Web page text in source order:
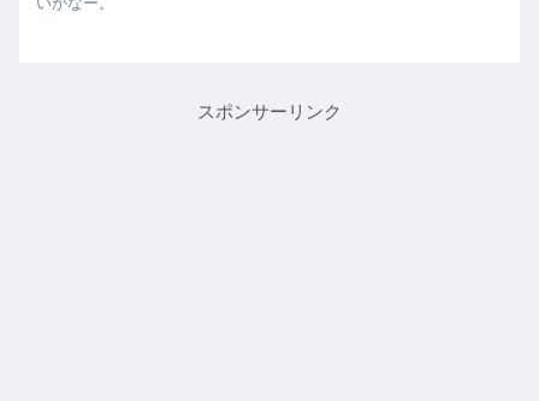
スポンサーリンク